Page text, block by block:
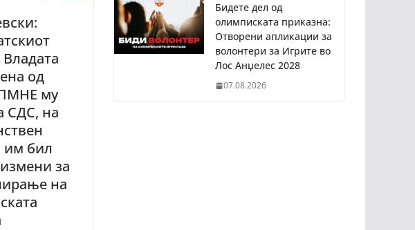
од
му
СДС, на
им бил
за
на
Бидете дел од
олимписката приказна:
Отворени апликации за
волонтери за Игрите во
Лос Анџелес 2028
07.08.2026